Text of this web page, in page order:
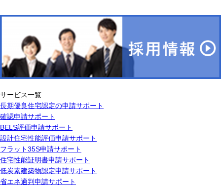
サービス一覧
長期優良住宅認定の申請サポート
確認申請サポート
BELS評価申請サポート
設計住宅性能評価申請サポート
フラット35S申請サポート
住宅性能証明書申請サポート
低炭素建築物認定申請サポート
省エネ適判申請サポート